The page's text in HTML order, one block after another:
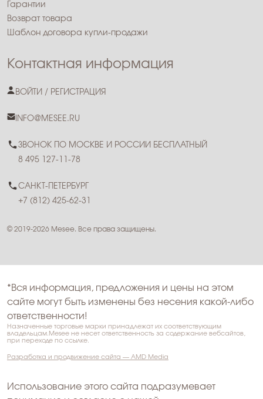
Гарантии
Возврат товара
Шаблон договора купли-продажи
Контактная информация
ВОЙТИ / РЕГИСТРАЦИЯ
INFO@MESEE.RU
ЗВОНОК ПО МОСКВЕ И РОССИИ БЕСПЛАТНЫЙ
8 495 127-11-78
САНКТ-ПЕТЕРБУРГ
+7 (812) 425-62-31
© 2019-2026 Mesee. Все права защищены.
*Вся информация, предложения и цены на этом
сайте могут быть изменены без несения какой-либо
ответственности!
Назначенные торговые марки принадлежат их соответствующим
владельцам.Mesee не несет ответственность за содержание вебсайтов,
при переходе по ссылке.
Разработка и продвижение сайта — AMD Media
Использование этого сайта подразумевает